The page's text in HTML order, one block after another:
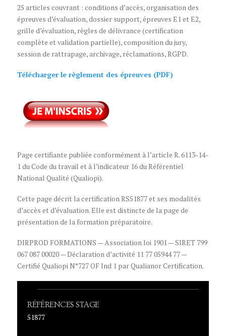
25 articles couvrant : conditions d’accès, organisation des
épreuves d’évaluation, dossier support, épreuves E1 et E2,
grille d’évaluation, règles de délivrance (certification
complète et validation partielle), composition du jury,
session de rattrapage, archivage, réclamations, RGPD.
Télécharger le règlement des épreuves (PDF)
Page certifiante publiée conformément à l’article R. 6113-14-
1 du Code du travail et à l’indicateur 16 du Référentiel
National Qualité (Qualiopi).
Cette page décrit la certification RS51877 et ses modalités
d’accès et d’évaluation. Elle est distincte de la page de
présentation de la formation préparatoire.
DIRPROD FORMATIONS — Association loi 1901 — SIRET 799
067 087 00020 — Déclaration d’activité 11 77 05944 77 —
Certifié Qualiopi N°727 OF Ind 1 par Qualianor Certification.
RÉFÉRENCES STAGE
51877